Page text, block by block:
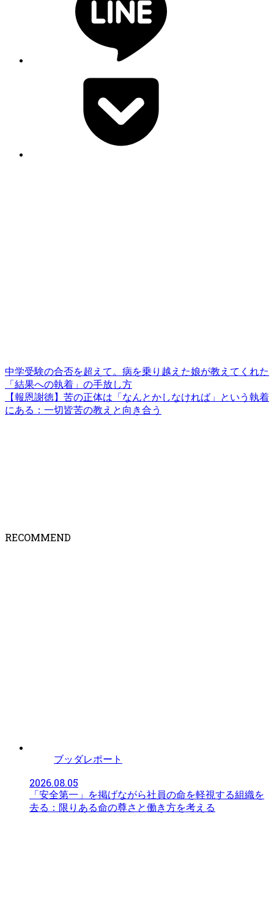
中学受験の合否を超えて。病を乗り越えた娘が教えてくれた
「結果への執着」の手放し方
【報恩謝徳】苦の正体は「なんとかしなければ」という執着
にある：一切皆苦の教えと向き合う
RECOMMEND
ブッダレポート
2026.08.05
「安全第一」を掲げながら社員の命を軽視する組織を
去る：限りある命の尊さと働き方を考える